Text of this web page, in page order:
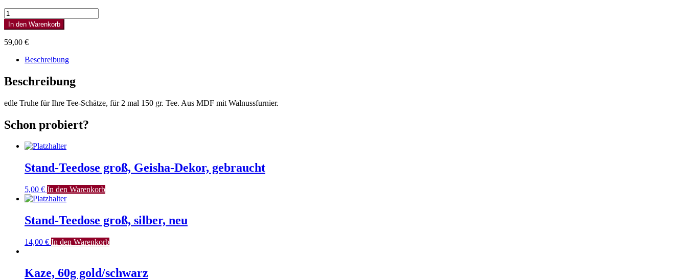
Holzschatztruhe
Menge
In den Warenkorb
59,00 €
Beschreibung
Beschreibung
edle Truhe für Ihre Tee-Schätze, für 2 mal 150 gr. Tee. Aus MDF mit Walnussfurnier.
Schon probiert?
Stand-Teedose groß, Geisha-Dekor, gebraucht
5,00 € In den Warenkorb
Stand-Teedose groß, silber, neu
14,00 € In den Warenkorb
Kaze, 60g gold/schwarz